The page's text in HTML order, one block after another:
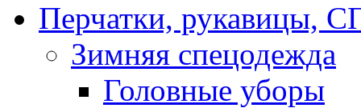
Перчатки,
Зимняя спецодежда
Головные уборы